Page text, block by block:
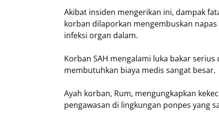
​Akibat insiden mengerikan ini, dampak
korban dilaporkan mengembuskan
infeksi organ dalam.
Korban SAH mengalami luka bakar
membutuhkan biaya medis sangat besar.
​Ayah korban, Rum, mengungkapkan
pengawasan di lingkungan ponpes yang